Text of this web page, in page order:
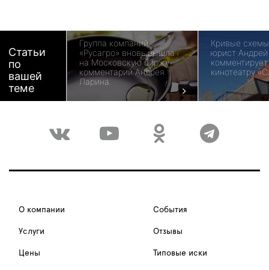
Статьи
по
вашей
теме
Группа компаний
«Русагро» вновь вышла
на Московскую биржу-
комментарий Андрея
Ларина.
Кривые
юрист
кинотеатру
О компании
Услуги
Цены
События
Отзывы
Типовые иски